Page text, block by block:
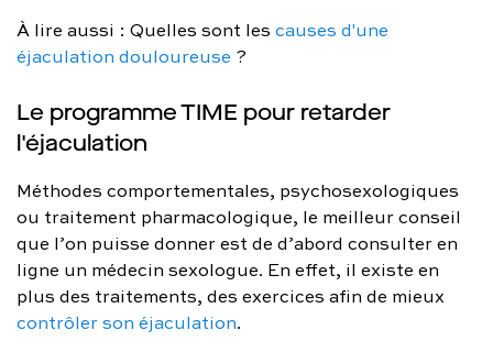
À lire aussi : Quelles sont les causes d'une
éjaculation douloureuse ?
Le programme TIME pour retarder
l'éjaculation
Méthodes comportementales, psychosexologiques
ou traitement pharmacologique, le meilleur conseil
que l’on puisse donner est de d’abord consulter en
ligne un médecin sexologue. En effet, il existe en
plus des traitements, des exercices afin de mieux
contrôler son éjaculation.